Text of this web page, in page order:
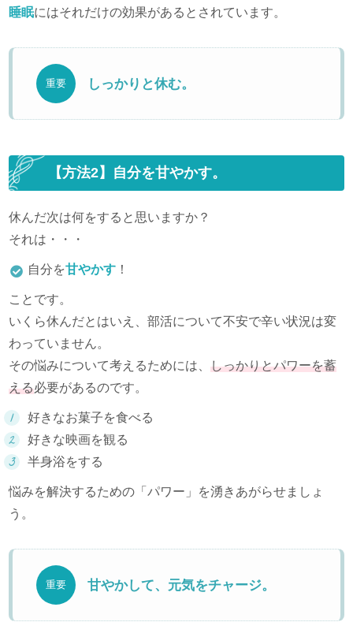
睡眠にはそれだけの効果があるとされています。
重要 しっかりと休む。
【方法2】自分を甘やかす。
休んだ次は何をすると思いますか？
それは・・・
自分を甘やかす ！
ことです。
いくら休んだとはいえ、部活について不安で辛い状況は変
わっていません。
その悩みについて考えるためには、 しっかりとパワーを蓄
える必要があるのです。
好きなお菓子を食べる
好きな映画を観る
半身浴をする
悩みを解決するための「パワー」を湧きあがらせましょ
う。
重要 甘やかして、元気をチャージ。